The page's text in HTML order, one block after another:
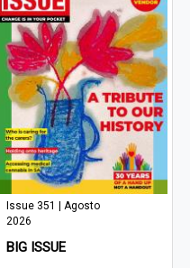
Issue 351 | Agosto
2026
BIG ISSUE